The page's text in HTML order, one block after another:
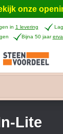
onze
in 1 levering
Bijna 50 jaar
Lite